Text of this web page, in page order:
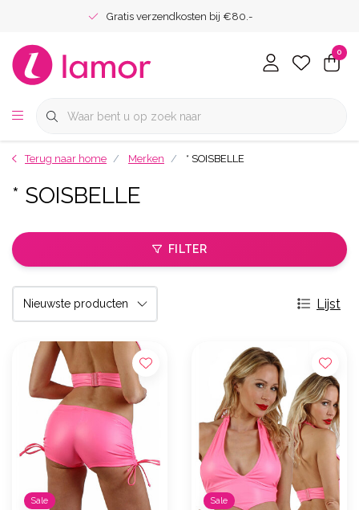
Gratis verzendkosten bij €80.-
0
Terug naar home Merken * SOISBELLE
* SOISBELLE
FILTER
Lijst
Sale Sale